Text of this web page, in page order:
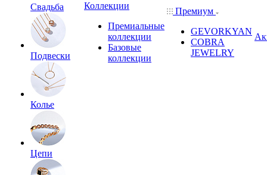
Свадьба
Подвески
Колье
Цепи
Коллекции
Премиальные
коллекции
Базовые
коллекции
Премиум
GEVORKYAN
COBRA
JEWELRY